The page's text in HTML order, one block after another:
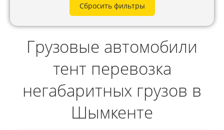
Сбросить фильтры
Грузовые автомобили
тент перевозка
негабаритных грузов в
Шымкенте